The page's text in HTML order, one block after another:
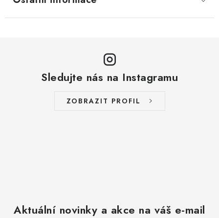
Sledujte nás na Instagramu
ZOBRAZIT PROFIL
Aktuální novinky a akce na váš e-mail